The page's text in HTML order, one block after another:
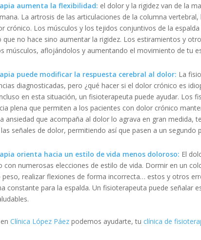
aumenta la flexibilidad: el dolor y la rigidez van de la
La artrosis de las articulaciones de la columna
crónico. Los músculos y los tejidos conjuntivos de la
que no hace sino aumentar la rigidez. Los estiramientos y
músculos, aflojándolos y aumentando el movimiento de tu
puede modificar la respuesta cerebral al dolor: La
diagnosticadas, pero ¿qué hacer si el dolor crónico es
en esta situación, un fisioterapeuta puede ayudar. Los
plena que permiten a los pacientes con dolor crónico
ansiedad que acompaña al dolor lo agrava en gran medida,
señales de dolor, permitiendo así que pasen a un segundo
orienta hacia un estilo de vida menos doloroso: El
con numerosas elecciones de estilo de vida. Dormir en un
peso, realizar flexiones de forma incorrecta… estos y otros
constante para la espalda. Un fisioterapeuta puede señalar
enClínica López Páez podemos ayudarte, tuclínica de